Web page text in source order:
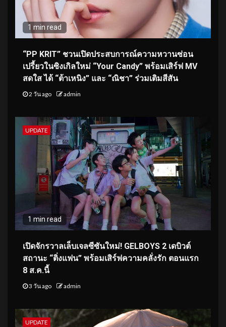
1 min read
“PP KRIT” ชวนเปิดประสบการณ์ความหวานซ่อน
เปรี้ยวในซิงเกิลใหม่ “Your Candy” พร้อมเสิร์ฟ MV
สดใส ได้ “ต้าเหนิง” และ “ณิชา” ร่วมเติมสีสัน
2 วัน ago admin
UPDATE
1 min read
เปิดจักรวาลเล็บเจลซีซันใหม่! GELBOYS 2 เดบิวต์
สถานะ “ติ่งแฟน” พร้อมเสิร์ฟความคลั่งรัก ตอนแรก
8 ส.ค.นี้
3 วัน ago admin
UPDATE